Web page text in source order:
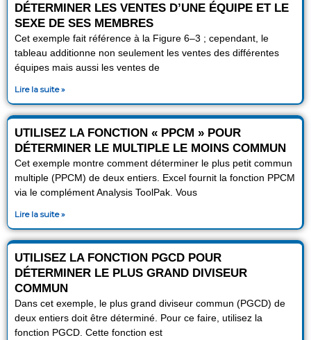
DÉTERMINER LES VENTES D’UNE ÉQUIPE ET LE
SEXE DE SES MEMBRES
Cet exemple fait référence à la Figure 6–3 ; cependant, le
tableau additionne non seulement les ventes des différentes
équipes mais aussi les ventes de
Lire la suite »
UTILISEZ LA FONCTION « PPCM » POUR
DÉTERMINER LE MULTIPLE LE MOINS COMMUN
Cet exemple montre comment déterminer le plus petit commun
multiple (PPCM) de deux entiers. Excel fournit la fonction PPCM
via le complément Analysis ToolPak. Vous
Lire la suite »
UTILISEZ LA FONCTION PGCD POUR
DÉTERMINER LE PLUS GRAND DIVISEUR
COMMUN
Dans cet exemple, le plus grand diviseur commun (PGCD) de
deux entiers doit être déterminé. Pour ce faire, utilisez la
fonction PGCD. Cette fonction est